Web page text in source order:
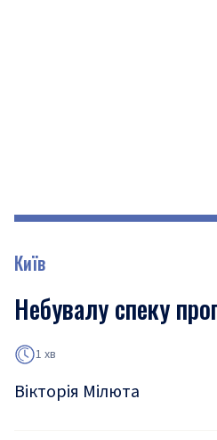
Київ
Небувалу спеку
1 хв
Вікторія Мілюта